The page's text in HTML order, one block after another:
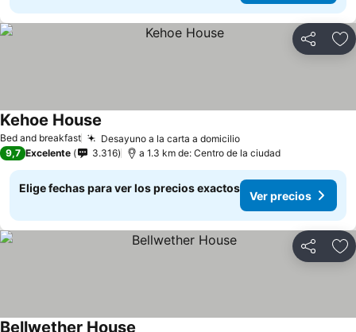
Compartir
Bed and breakfast Desayuno a la carta a domicilio
Kehoe House
9,7 Excelente 3.316 a 1.3 km de: Centro de la ciudad
Elige fechas para ver los precios exactos
Ver precios
Compartir
Bellwether House